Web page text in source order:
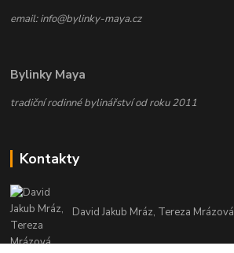
email: info@bylinky-maya.cz
Bylinky Maya
tradiční rodinné bylinářství od roku 2011
Kontakty
David Jakub Mráz, Tereza Mrázová